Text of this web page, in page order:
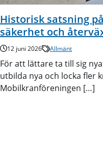
Historisk satsning
säkerhet och
12 juni 2026 Allmänt
För att lättare ta till sig
utbilda nya och locka fler
Mobilkranföreningen […]